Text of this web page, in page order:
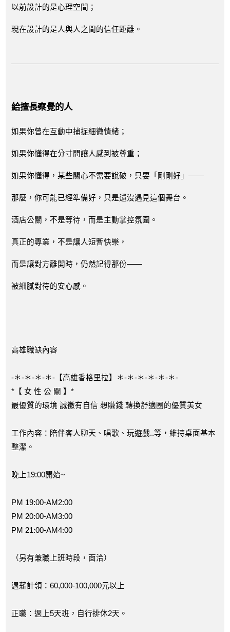
以前設計的是心理空間；
現在設計的是人與人之間的信任距離。
給擅長察覺的人
如果你曾在互動中捕捉細微情緒；
如果你懂得在分寸間讓人感到被尊重；
如果你懂得，某些關心不需要說破，只要「剛剛好」——
那麼，你可能已經準備好，只是還沒遇見這個舞台。
酒店公關，不是等待，而是主動掌控氛圍。
真正的專業，不是讓人短暫快樂，
而是讓對方離開時，仍然記得那份——
被細膩對待的安心感。
高雄職缺內容
-＊-＊-＊-＊-【高雄香格里拉】＊-＊-＊-＊-＊-＊-
*【 女 性 公 關 】*
最優質的環境 誠徵有自信 想賺錢 轉換舒適圈的優質美女
工作內容：陪伴客人聊天、唱歌、玩遊戲..等，維持桌面基本
整潔。
晚上19:00開始~
PM 19:00-AM2:00
PM 20:00-AM3:00
PM 21:00-AM4:00
（另有兼職上班時段，面洽）
週薪計領：60,000-100,000元以上
正職：週上5天班，自行排休2天。